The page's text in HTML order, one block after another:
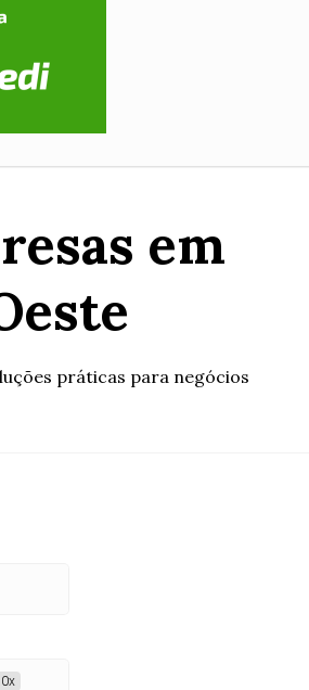
em
práticas para negócios
no Oeste